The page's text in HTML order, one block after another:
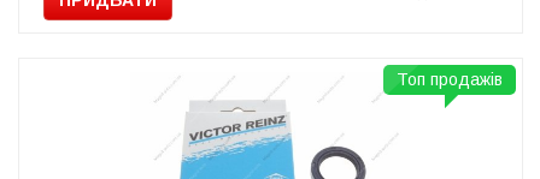
Топ продажів